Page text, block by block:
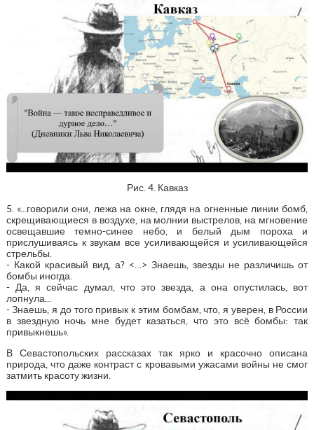
Рис. 4. Кавказ
5. «...говорили они, лежа на окне, глядя на огненные линии бомб,
скрещивающиеся в воздухе, на молнии выстрелов, на мгновение
освещавшие темно-синее небо, и белый дым пороха и
прислушиваясь к звукам все усиливающейся и усиливающейся
стрельбы.
- Какой красивый вид, а? <…> Знаешь, звезды не различишь от
бомбы иногда.
- Да, я сейчас думал, что это звезда, а она опустилась, вот
лопнула...
- Знаешь, я до того привык к этим бомбам, что, я уверен, в России
в звездную ночь мне будет казаться, что это всё бомбы: так
привыкнешь».
В Севастопольских рассказах так ярко и красочно описана
природа, что даже контраст с кровавыми ужасами войны не смог
затмить красоту жизни.